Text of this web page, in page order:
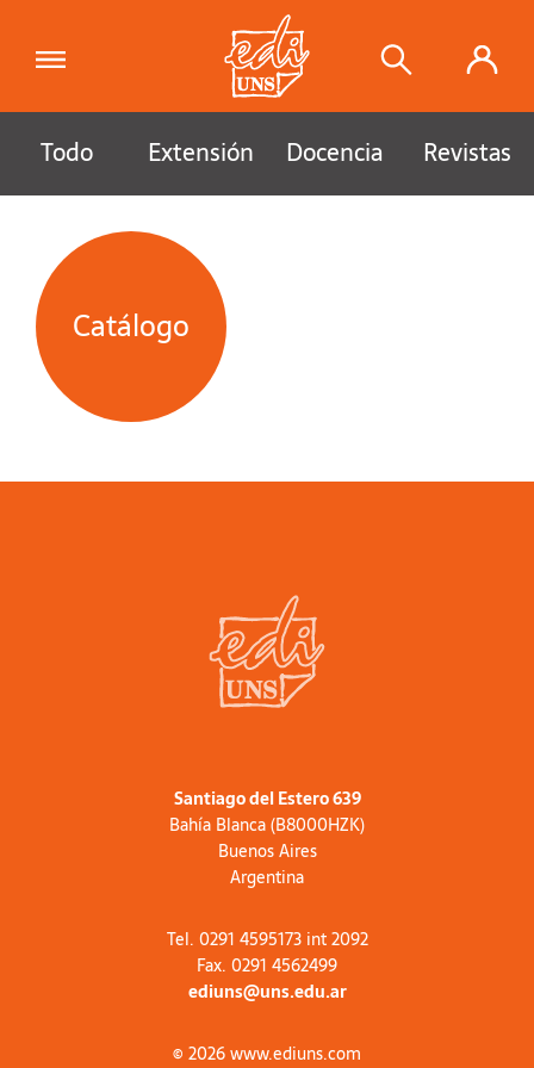
Todo Extensión Docencia Revistas
Catálogo
Santiago del Estero 639
Bahía Blanca (B8000HZK)
Buenos Aires
Argentina
Tel. 0291 4595173 int 2092
Fax. 0291 4562499
ediuns@uns.edu.ar
© 2026 www.ediuns.com